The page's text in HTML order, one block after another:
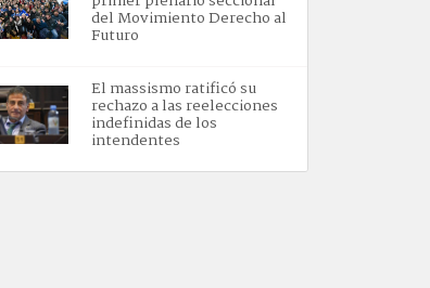
del Movimiento Derecho al
Futuro
El massismo ratificó su
rechazo a las reelecciones
indefinidas de los
intendentes